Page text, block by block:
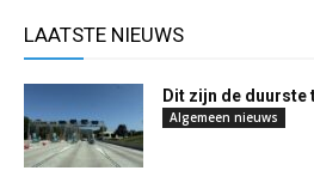
LAATSTE NIEUWS
Dit zijn de duurste
Algemeen nieuws